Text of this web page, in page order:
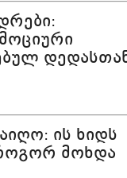
ის ხიდს
მოხდა